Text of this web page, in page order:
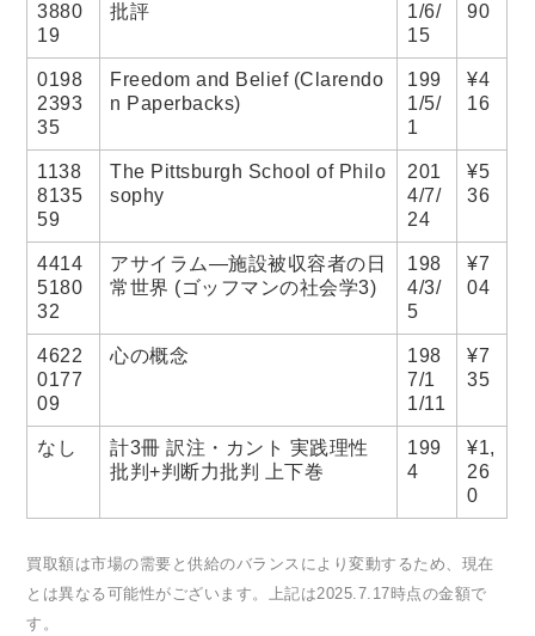
3880
19
批評
1/6/
15
90
0198
2393
35
Freedom and Belief (Clarendo
n Paperbacks)
199
1/5/
1
¥4
16
1138
8135
59
The Pittsburgh School of Philo
sophy
201
4/7/
24
¥5
36
4414
5180
32
アサイラム―施設被収容者の日
常世界 (ゴッフマンの社会学3)
198
4/3/
5
¥7
04
4622
0177
09
心の概念
198
7/1
1/11
¥7
35
なし
計3冊 訳注・カント 実践理性
批判+判断力批判 上下巻
199
4
¥1,
26
0
買取額は市場の需要と供給のバランスにより変動するため、現在
とは異なる可能性がございます。上記は2025.7.17時点の金額で
す。